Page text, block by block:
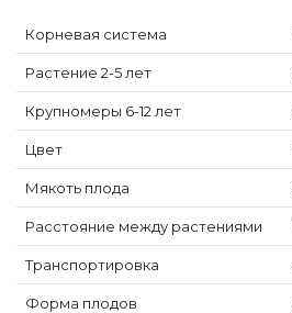
Корневая система
Растение 2-5 лет
Крупномеры 6-12 лет
Цвет
Мякоть плода
Расстояние между растениями
Транспортировка
Форма плодов